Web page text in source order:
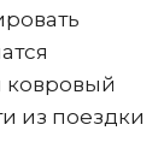
ковровый
из поездки